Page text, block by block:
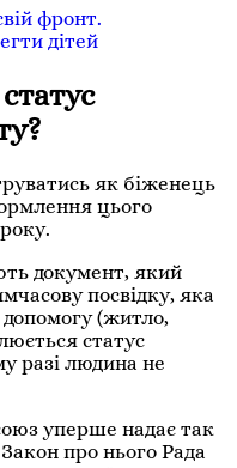
фронт.
дітей
як біженець
цього
документ, який
посвідку, яка
(житло,
статус
разі людина не
уперше надає так
про нього Рада